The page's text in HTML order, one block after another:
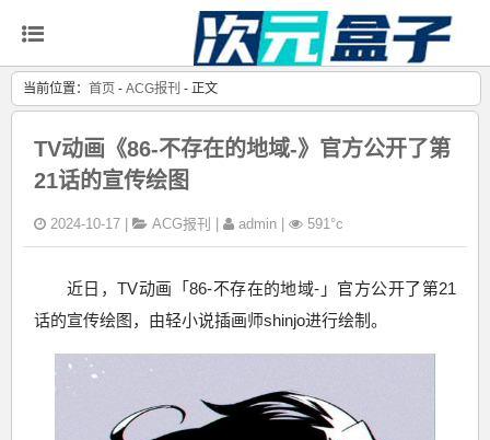
当前位置： 首页 - ACG报刊 - 正文
TV动画《86-不存在的地域-》官方公开了第
21话的宣传绘图
2024-10-17 | ACG报刊 admin | 591°c
近日，TV动画「86-不存在的地域-」官方公开了第21
话的宣传绘图，由轻小说插画师shinjo进行绘制。